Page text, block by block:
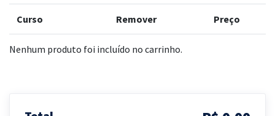
Curso Remover Preço
Nenhum produto foi incluído no carrinho.